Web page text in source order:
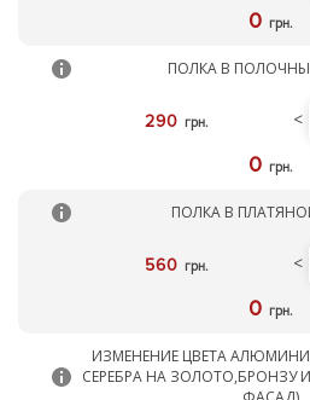
0 грн.
ПОЛКА В
290 грн. <
0 грн.
ПОЛКА В
560 грн. <
0 грн.
ИЗМЕНЕНИЕ ЦВЕТА
СЕРЕБРА НА ЗОЛОТО,БРОНЗУ